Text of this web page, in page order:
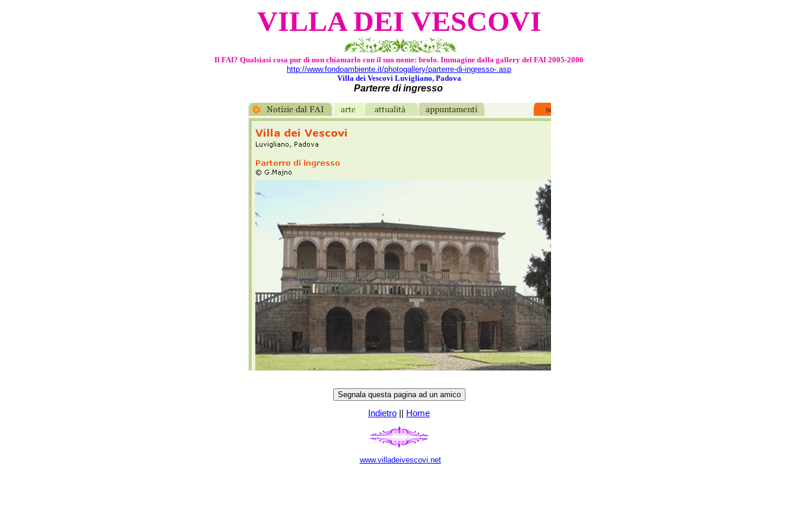
VILLA DEI VESCOVI
Il FAI? Qualsiasi cosa pur di non chiamarlo con il suo nome: brolo. Immagine dalla gallery del FAI 2005-2006
http://www.fondoambiente.it/photogallery/parterre-di-ingresso-.asp
Villa dei Vescovi Luvigliano, Padova
Parterre di ingresso
Indietro Home
www.villadeivescovi.net